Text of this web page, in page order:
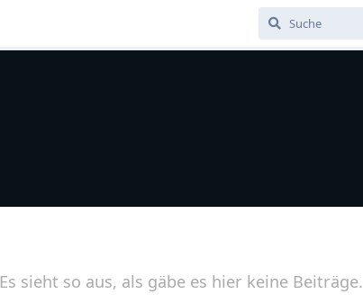
Es sieht so aus, als gäbe es hier keine Beiträge.